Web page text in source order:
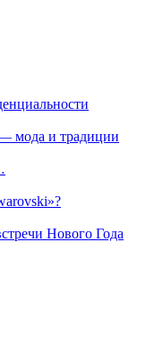
мода и традиции
Нового Года